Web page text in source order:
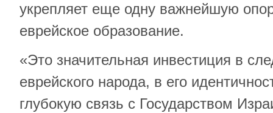
укрепляет еще одну важнейшую
еврейское образование.
«Это значительная инвестиция в
еврейского народа, в его
глубокую связь с Государством